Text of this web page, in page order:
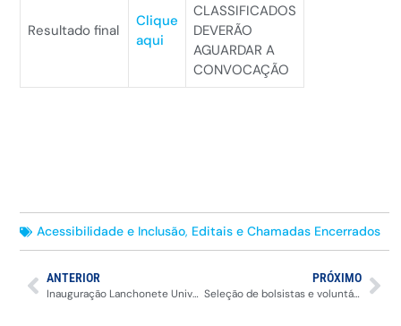
Resultado final
Clique
aqui
CLASSIFICADOS
DEVERÃO
AGUARDAR A
CONVOCAÇÃO
Acessibilidade e Inclusão, Editais e Chamadas Encerrados
ANTERIOR
Inauguração Lanchonete Universitária Poços de Caldas
PRÓXIMO
Seleção de bolsistas e voluntários do Progrida 2024